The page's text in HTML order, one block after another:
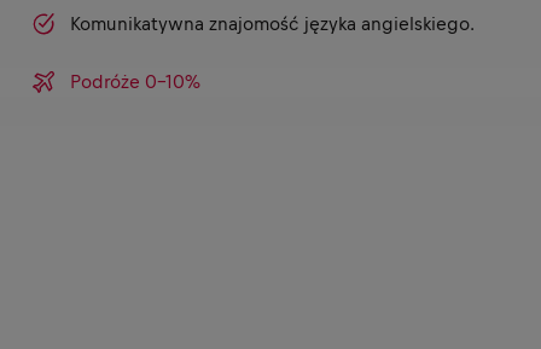
Komunikatywna znajomość języka angielskiego.
Podróże 0-10%